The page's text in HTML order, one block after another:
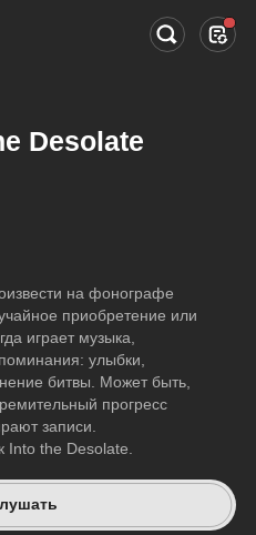
Desolate
на фонографе
приобретение или
играет музыка,
улыбки,
битвы. Может быть,
прогресс
записи.
Into the Desolate.